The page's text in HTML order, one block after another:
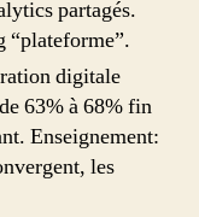
partagés.
“plateforme”.
digitale
63% à 68% fin
Enseignement:
les